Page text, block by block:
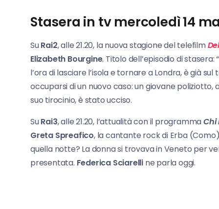
Stasera in tv mercoledì 14
SuRai2, alle 21.20, la nuova stagione del telefilm
Elizabeth Bourgine. Titolo dell’episodio di stasera: “
l’ora di lasciare l’isola e tornare a Londra, è già
occuparsi di un nuovo caso: un giovane
suo tirocinio, è stato ucciso.
SuRai3, alle 21.20, l’attualità con il programmaChi
Greta Spreafico, la cantante rock di Erba
quella notte? La donna si trovava in Veneto per
presentata. Federica Sciarelli ne parla oggi.